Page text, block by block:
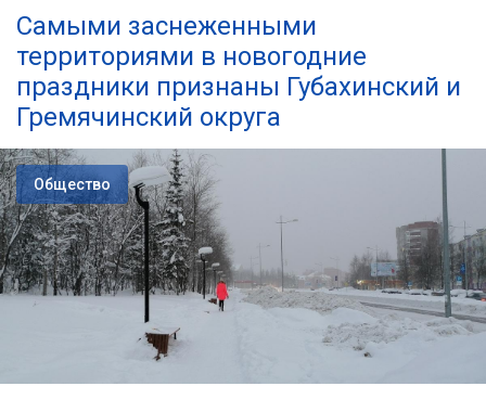
Самыми заснеженными
территориями в новогодние
праздники признаны Губахинский и
Гремячинский округа
Общество